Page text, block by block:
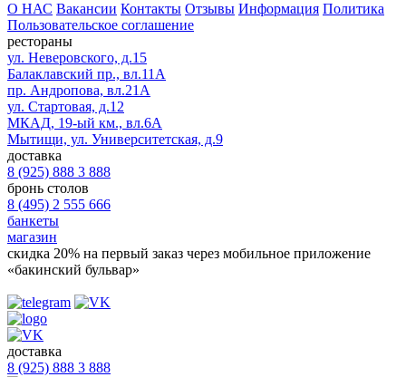
О НАС Вакансии Контакты Отзывы Информация Политика
Пользовательское соглашение
рестораны
ул. Неверовского, д.15
Балаклавский пр., вл.11А
пр. Андропова, вл.21А
ул. Стартовая, д.12
МКАД, 19-ый км., вл.6А
Мытищи, ул. Университетская, д.9
доставка
8 (925) 888 3 888
бронь столов
8 (495) 2 555 666
банкеты
магазин
скидка 20% на первый заказ через мобильное приложение
«бакинский бульвар»
доставка
8 (925) 888 3 888